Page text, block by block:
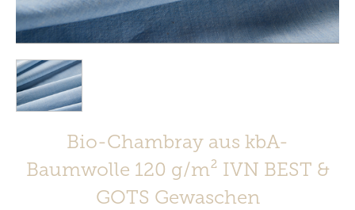
Bio-Chambray aus kbA-
Baumwolle 120 g/m² IVN BEST &
GOTS Gewaschen